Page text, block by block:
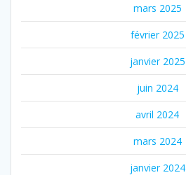
mars 2025
février 2025
janvier 2025
juin 2024
avril 2024
mars 2024
janvier 2024